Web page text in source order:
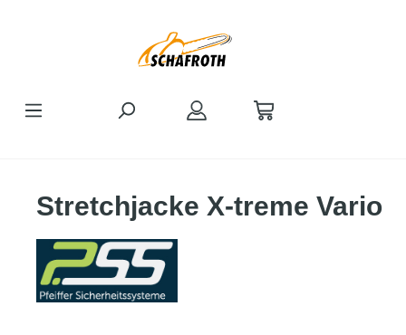
Stretchjacke X-treme Vario